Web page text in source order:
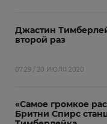
Джастин
второй раз
07:29 / 20 ИЮЛЯ 2020
«Самое громкое
Бритни Спирс